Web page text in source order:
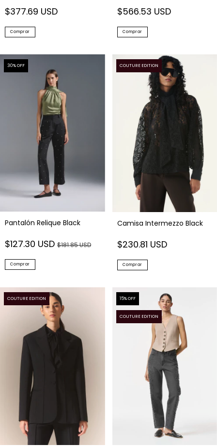
$377.69 USD
Comprar
$566.53 USD
Comprar
30% OFF
Pantalón Relique Black
$127.30 USD $181.85 USD
Comprar
COUTURE EDITION
Camisa Intermezzo Black
$230.81 USD
Comprar
COUTURE EDITION 15% OFF
COUTURE EDITION